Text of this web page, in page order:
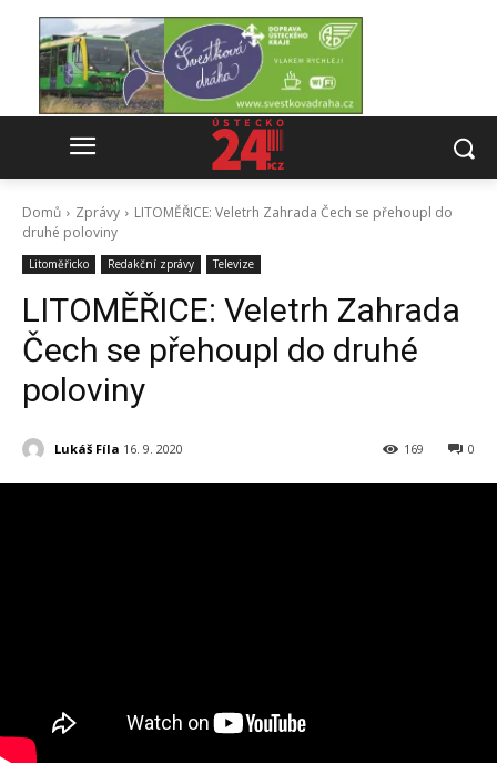
Domů Zprávy
LITOMĚŘICE: Veletrh Zahrada Čech se přehoupl do
druhé poloviny
Litoměřicko Redakční zprávy Televize
LITOMĚŘICE: Veletrh Zahrada
Čech se přehoupl do druhé
poloviny
Lukáš Fíla 16. 9. 2020 0
169